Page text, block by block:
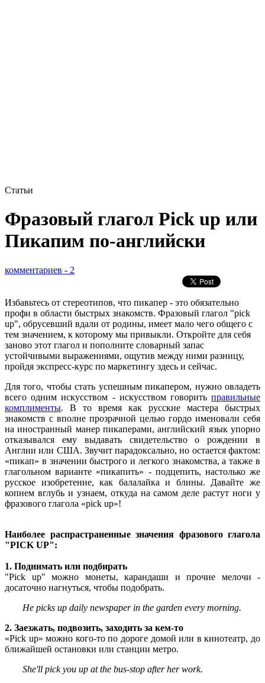
Статьи
Фразовый глагол Pick up или
Пикапим по-английски
комментариев - 2
Избавьтесь от стереотипов, что пикапер - это обязательно
профи в области быстрых знакомств. Фразовый глагол "pick
up", обрусевший вдали от родины, имеет мало чего общего с
тем значением, к которому мы привыкли. Откройте для себя
заново этот глагол и пополните словарный запас
устойчивыми выражениями, ощутив между ними разницу,
пройдя экспресс-курс по маркетингу здесь и сейчас.
Для того, чтобы стать успешным пикапером, нужно овладеть
всего одним искусством - искусством говорить правильные
комплименты. В то время как русские мастера быстрых
знакомств с вполне прозрачной целью гордо именовали себя
на иностранный манер пикаперами, английский язык упорно
отказывался ему выдавать свидетельство о рождении в
Англии или США. Звучит парадоксально, но остается фактом:
«пикап» в значении быстрого и легкого знакомства, а также в
глагольном варианте «пикапить» - подцепить, настолько же
русское изобретение, как балалайка и блины. Давайте же
копнем вглубь и узнаем, откуда на самом деле растут ноги у
фразового глагола «pick up»!
Наиболее распрастраненные значения фразового глагола
"PICK UP":
1. Поднимать или подбирать
"Pick up" можно монеты, карандаши и прочие мелочи -
досаточно нагнуться, чтобы подобрать.
He picks up daily newspaper in the garden every morning.
2. Заезжать, подвозить, заходить за кем-то
«Pick up» можно кого-то по дороге домой или в кинотеатр, до
ближайшей остановки или станции метро.
She'll pick you up at the bus-stop after her work.